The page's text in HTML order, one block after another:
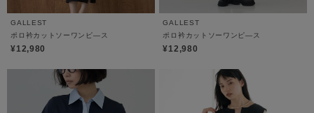
GALLEST
ポロ衿カットソーワンピ―ス
¥12,980
GALLEST
ポロ衿カットソーワンピ―ス
¥12,980